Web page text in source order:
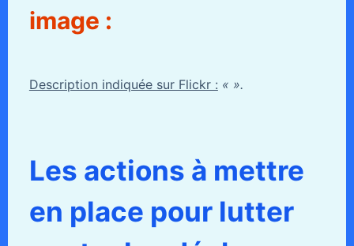
image :
Description indiquée sur Flickr : « ».
Les actions à mettre
en place pour lutter